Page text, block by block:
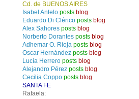
Cd. de BUENOS AIRES
Isabel Antelo posts blog
Eduardo Di Clérico posts blog
Alex Sahores posts blog
Norberto Dorantes posts blog
Adhemar O. Rioja posts blog
Oscar Hernández posts blog
Lucía Herrero posts blog
Alejandro Pérez posts blog
Cecilia Coppo posts blog
SANTA FE
Rafaela: